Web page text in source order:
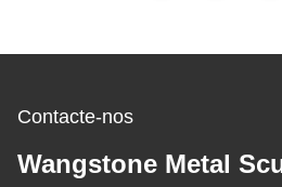
Contacte-nos
Wangstone Metal